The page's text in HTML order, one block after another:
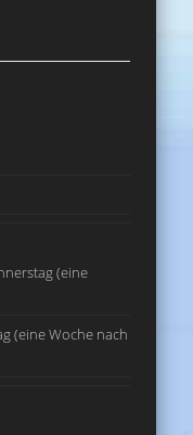
(eine
(eine Woche nach